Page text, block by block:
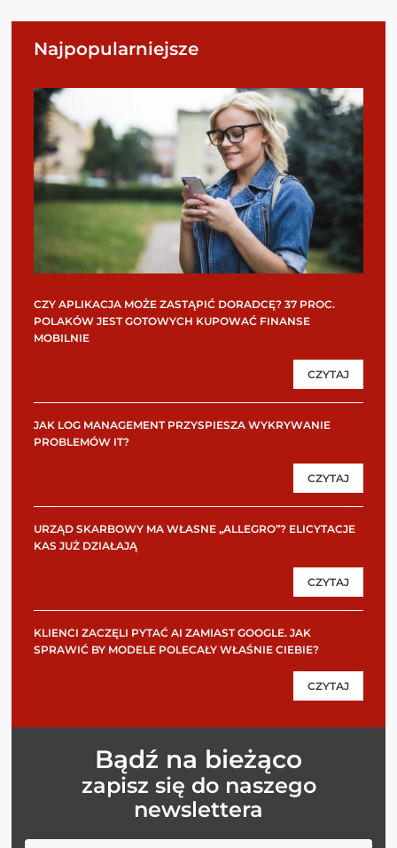
Najpopularniejsze
CZY APLIKACJA MOŻE ZASTĄPIĆ DORADCĘ? 37 PROC.
POLAKÓW JEST GOTOWYCH KUPOWAĆ FINANSE
MOBILNIE
CZYTAJ
JAK LOG MANAGEMENT PRZYSPIESZA WYKRYWANIE
PROBLEMÓW IT?
CZYTAJ
URZĄD SKARBOWY MA WŁASNE „ALLEGRO”? ELICYTACJE
KAS JUŻ DZIAŁAJĄ
CZYTAJ
KLIENCI ZACZĘLI PYTAĆ AI ZAMIAST GOOGLE. JAK
SPRAWIĆ BY MODELE POLECAŁY WŁAŚNIE CIEBIE?
CZYTAJ
Bądź na bieżąco
zapisz się do naszego
newslettera